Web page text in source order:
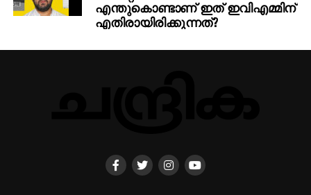
എന്തുകൊണ്ടാണ് ഇത് ഇവിഎമ്മിന്
എതിരായിരിക്കുന്നത്?